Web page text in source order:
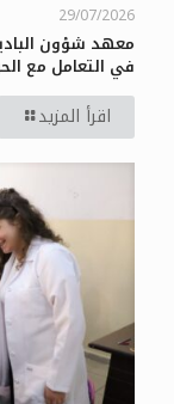
29/07/2026
معهد شؤون
في التعامل مع
اقرأ المزيد